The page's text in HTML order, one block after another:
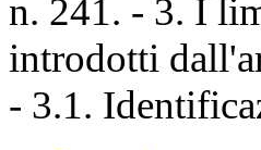
n. 241. - 3. I
introdotti
- 3.1.